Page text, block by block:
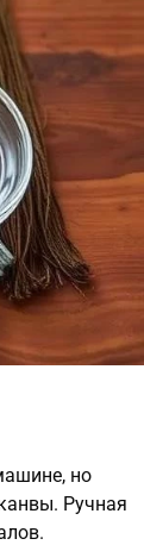
но
Ручная